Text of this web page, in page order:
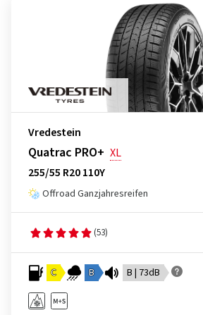
Vredestein
Quatrac PRO+ XL
255/55 R20 110Y
Offroad Ganzjahresreifen
(53)
C B B | 73dB